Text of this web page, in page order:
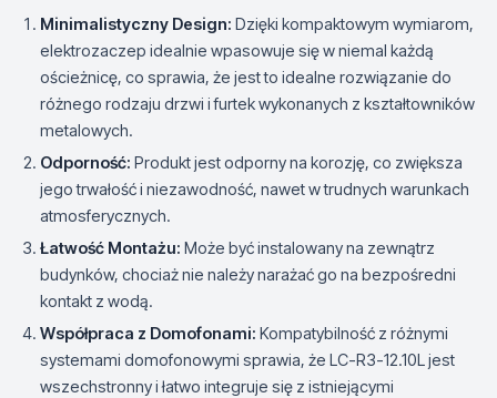
Minimalistyczny Design: Dzięki kompaktowym wymiarom,
elektrozaczep idealnie wpasowuje się w niemal każdą
ościeżnicę, co sprawia, że jest to idealne rozwiązanie do
różnego rodzaju drzwi i furtek wykonanych z kształtowników
metalowych.
Odporność: Produkt jest odporny na korozję, co zwiększa
jego trwałość i niezawodność, nawet w trudnych warunkach
atmosferycznych.
Łatwość Montażu: Może być instalowany na zewnątrz
budynków, chociaż nie należy narażać go na bezpośredni
kontakt z wodą.
Współpraca z Domofonami: Kompatybilność z różnymi
systemami domofonowymi sprawia, że LC-R3-12.10L jest
wszechstronny i łatwo integruje się z istniejącymi